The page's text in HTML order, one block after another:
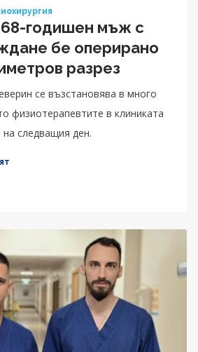
годишен мъж с
бе оперирано
разрез
се възстановява в много
физиотерапевтите в клиниката
следващия ден.